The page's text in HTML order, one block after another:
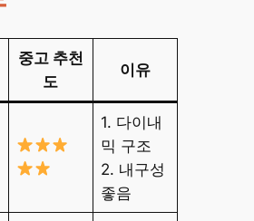
중고 추천
도
이유
1. 다이내
믹 구조
2. 내구성
좋음